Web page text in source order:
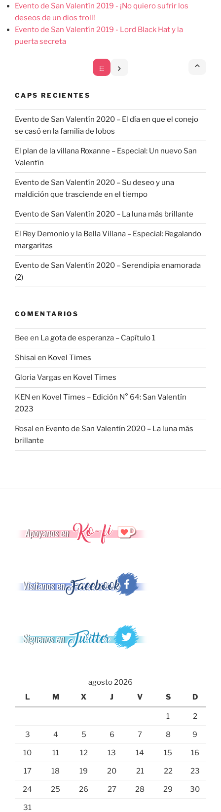
Evento de San Valentín 2019 - ¡No quiero sufrir los
deseos de un dios troll!
Evento de San Valentín 2019 - Lord Black Hat y la
puerta secreta
CAPS RECIENTES
Evento de San Valentín 2020 – El día en que el conejo
se casó en la familia de lobos
El plan de la villana Roxanne – Especial: Un nuevo San
Valentín
Evento de San Valentín 2020 – Su deseo y una
maldición que trasciende en el tiempo
Evento de San Valentín 2020 – La luna más brillante
El Rey Demonio y la Bella Villana – Especial: Regalando
margaritas
Evento de San Valentín 2020 – Serendipia enamorada
(2)
COMENTARIOS
Bee en La gota de esperanza – Capítulo 1
Shisai en Kovel Times
Gloria Vargas en Kovel Times
KEN en Kovel Times – Edición N° 64: San Valentín
2023
Rosal en Evento de San Valentín 2020 – La luna más
brillante
agosto 2026
L
M X J V S D
1 2
3 4 5 6 7 8 9
10 11 12 13 14 15 16
17 18 19 20 21 22 23
24 25 26 27 28 29 30
31